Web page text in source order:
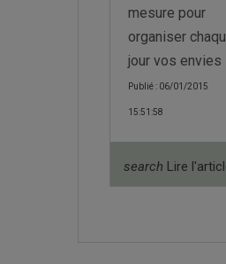
mesure pour
organiser
jour vos envies
Publié : 06/01/2015
15:51:58
search Lire